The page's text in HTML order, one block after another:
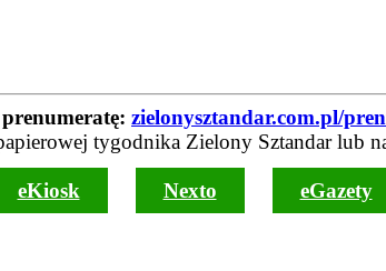
zielonysztandar.com.pl/
tygodnika Zielony Sztandar lub
eKiosk Nexto eGazety